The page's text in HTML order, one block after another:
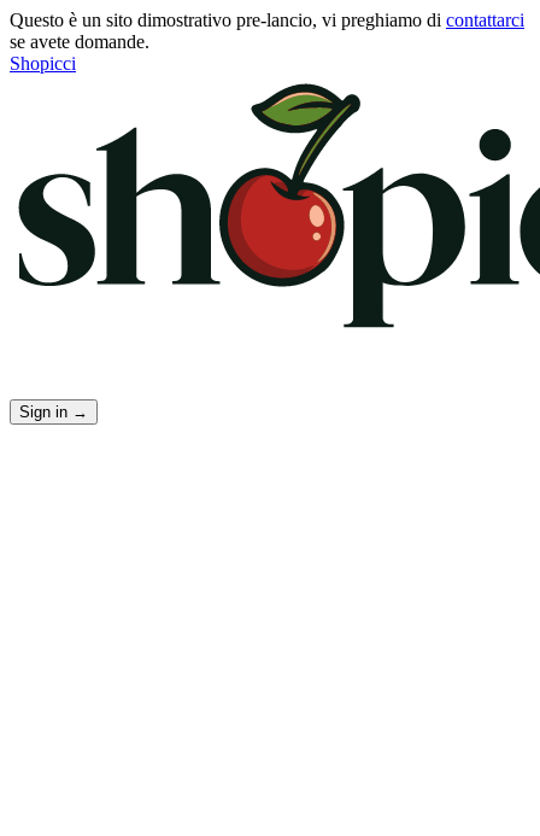
Questo è un sito dimostrativo pre-lancio, vi preghiamo di contattarci
se avete domande.
Shopicci
Sign in →